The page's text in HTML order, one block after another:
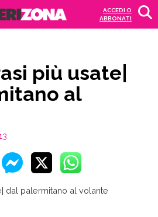
ACCEDI O
ABBONATI
più usate|
al